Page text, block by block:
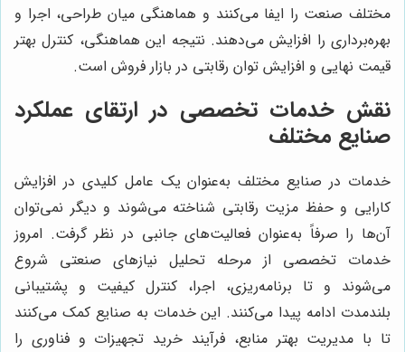
مختلف صنعت را ایفا می‌کنند و هماهنگی میان طراحی، اجرا و
بهره‌برداری را افزایش می‌دهند. نتیجه این هماهنگی، کنترل بهتر
قیمت نهایی و افزایش توان رقابتی در بازار فروش است.
نقش خدمات تخصصی در ارتقای عملکرد
صنایع مختلف
خدمات در صنایع مختلف به‌عنوان یک عامل کلیدی در افزایش
کارایی و حفظ مزیت رقابتی شناخته می‌شوند و دیگر نمی‌توان
آن‌ها را صرفاً به‌عنوان فعالیت‌های جانبی در نظر گرفت. امروز
خدمات تخصصی از مرحله تحلیل نیازهای صنعتی شروع
می‌شوند و تا برنامه‌ریزی، اجرا، کنترل کیفیت و پشتیبانی
بلندمدت ادامه پیدا می‌کنند. این خدمات به صنایع کمک می‌کنند
تا با مدیریت بهتر منابع، فرآیند خرید تجهیزات و فناوری را